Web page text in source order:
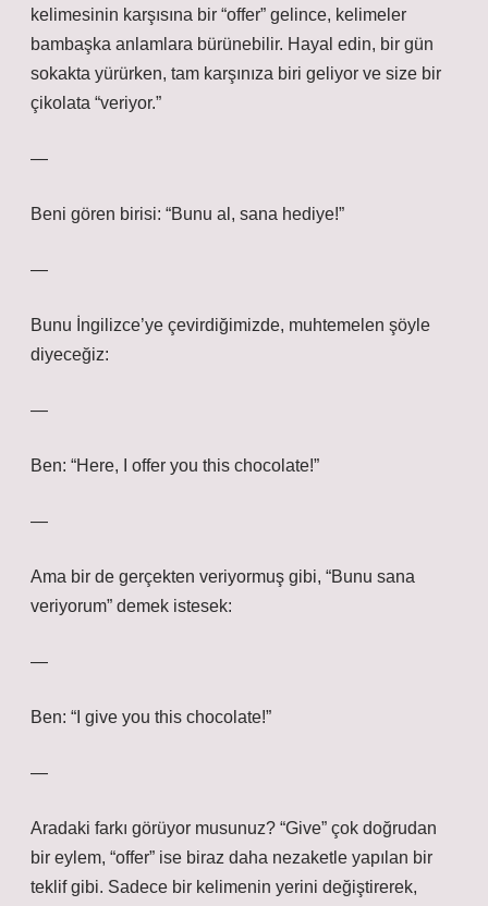
kelimesinin karşısına bir “offer” gelince, kelimeler
bambaşka anlamlara bürünebilir. Hayal edin, bir gün
sokakta yürürken, tam karşınıza biri geliyor ve size bir
çikolata “veriyor.”
—
Beni gören birisi: “Bunu al, sana hediye!”
—
Bunu İngilizce’ye çevirdiğimizde, muhtemelen şöyle
diyeceğiz:
—
Ben: “Here, I offer you this chocolate!”
—
Ama bir de gerçekten veriyormuş gibi, “Bunu sana
veriyorum” demek istesek:
—
Ben: “I give you this chocolate!”
—
Aradaki farkı görüyor musunuz? “Give” çok doğrudan
bir eylem, “offer” ise biraz daha nezaketle yapılan bir
teklif gibi. Sadece bir kelimenin yerini değiştirerek,